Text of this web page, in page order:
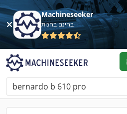
Machineseeker
בחינם בחנות